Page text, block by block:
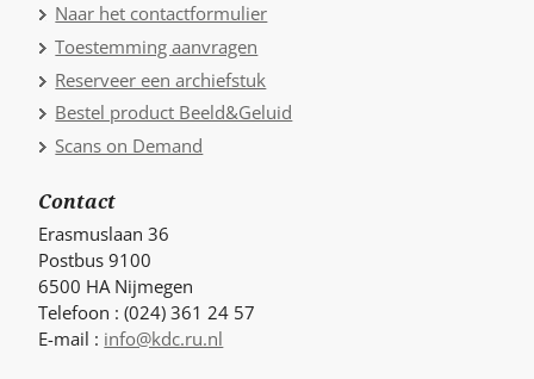
Naar het contactformulier
Toestemming aanvragen
Reserveer een archiefstuk
Bestel product Beeld&Geluid
Scans on Demand
Contact
Erasmuslaan 36
Postbus 9100
6500 HA Nijmegen
Telefoon : (024) 361 24 57
E-mail : info@kdc.ru.nl